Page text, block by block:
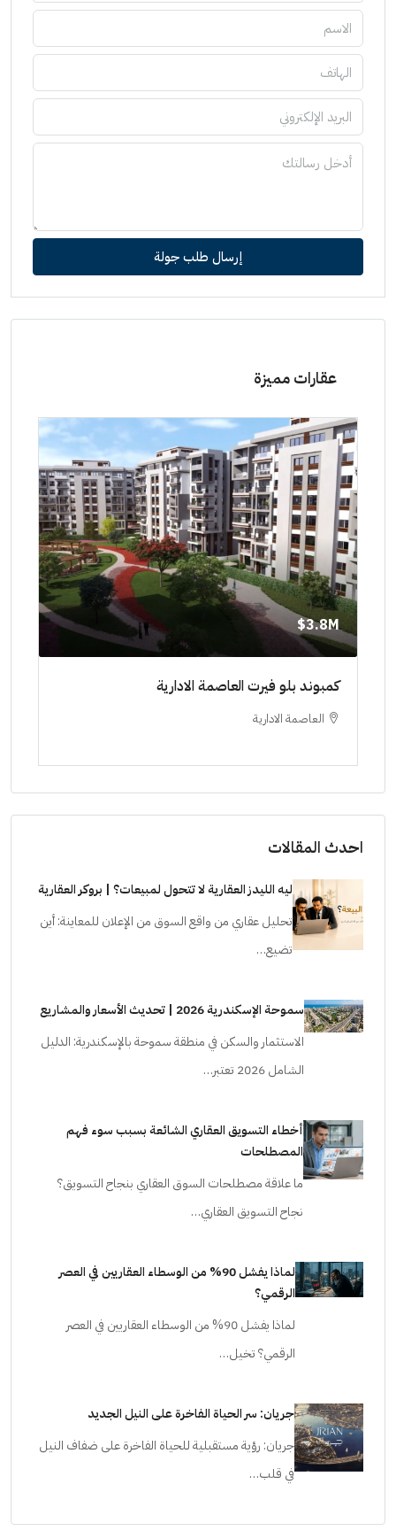
إرسال طلب جولة
عقارات مميزة
3.8M$
كمبوند بلو فيرت العاصمة الادارية
العاصمة الادارية
احدث المقالات
ليه الليدز العقارية لا تتحول لمبيعات؟ | بروكر العقارية
تحليل عقاري من واقع السوق من الإعلان للمعاينة: أين
تضيع…
سموحة الإسكندرية 2026 | تحديث الأسعار والمشاريع
الاستثمار والسكن في منطقة سموحة بالإسكندرية: الدليل
الشامل 2026 تعتبر…
أخطاء التسويق العقاري الشائعة بسبب سوء فهم
المصطلحات
ما علاقة مصطلحات السوق العقاري بنجاح التسويق؟
نجاح التسويق العقاري…
لماذا يفشل 90% من الوسطاء العقاريين في العصر
الرقمي؟
لماذا يفشل 90% من الوسطاء العقاريين في العصر
الرقمي؟ تخيل…
جريان: سر الحياة الفاخرة على النيل الجديد
جريان: رؤية مستقبلية للحياة الفاخرة على ضفاف النيل
في قلب…